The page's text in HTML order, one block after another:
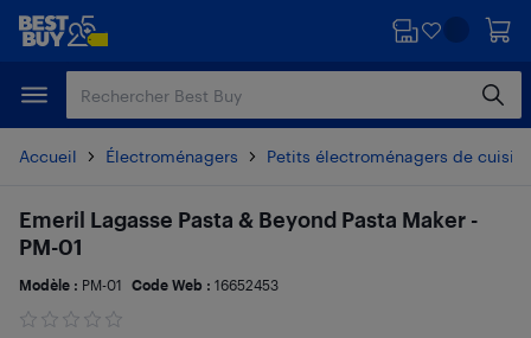
Passer
principal
Passer
Accueil Électroménagers Petits électroménagers de
Emeril Lagasse Pasta & Beyond Pasta Maker -
PM-01
Modèle : PM-01 Code Web : 16652453